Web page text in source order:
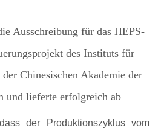
der Produktionszyklus vom